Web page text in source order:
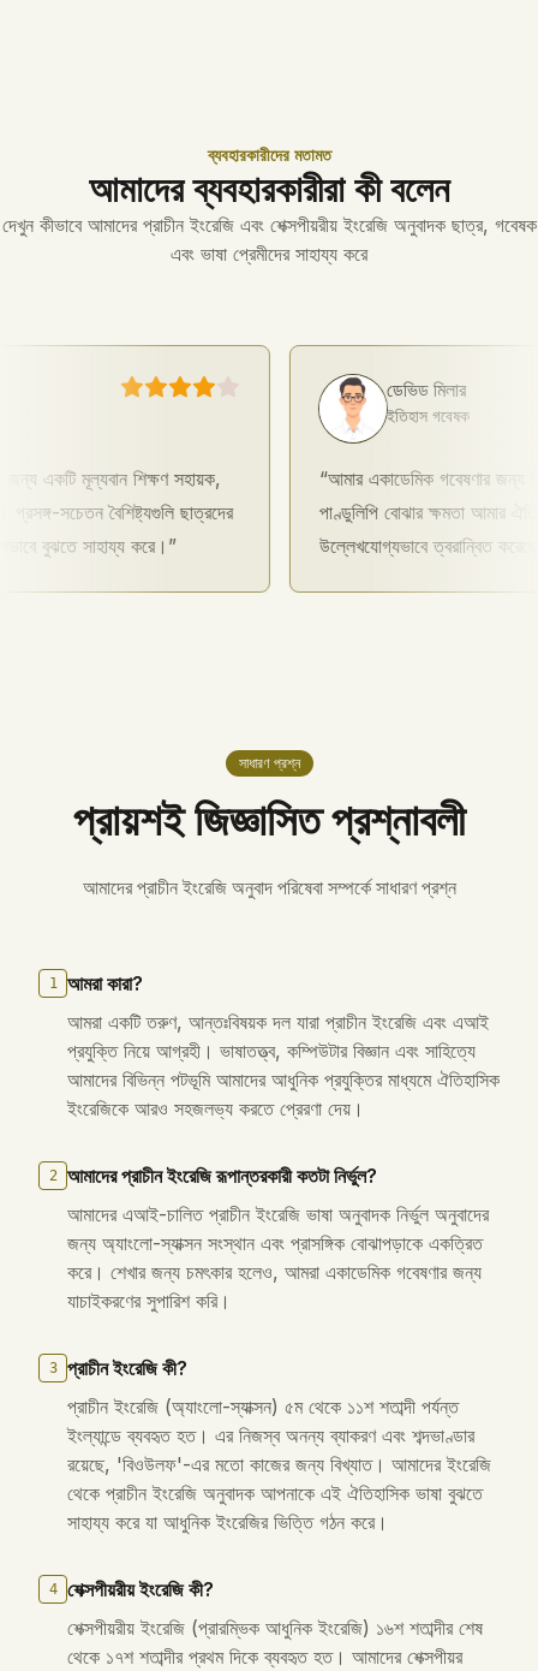
ব্যবহারকারীদের মতামত
আমাদের ব্যবহারকারীরা কী বলেন
দেখুন কীভাবে আমাদের প্রাচীন ইংরেজি এবং শেক্সপীয়রীয় ইংরেজি অনুবাদক ছাত্র, গবেষক
এবং ভাষা প্রেমীদের সাহায্য করে
মূল্যবান শিক্ষণ সহায়ক,
সচেতন বৈশিষ্ট্যগুলি ছাত্রদের
সাহায্য করে।
ডেভিড মিলার
ইতিহাস গবেষক
আমার একাডেমিক গবেষণার জন্য নিখুঁত।
পাণ্ডুলিপি বোঝার ক্ষমতা আমার
উল্লেখযোগ্যভাবে ত্বরান্বিত করেছে।
সাধারণ প্রশ্ন
প্রায়শই জিজ্ঞাসিত প্রশ্নাবলী
আমাদের প্রাচীন ইংরেজি অনুবাদ পরিষেবা সম্পর্কে সাধারণ প্রশ্ন
1
আমরা কারা?
আমরা একটি তরুণ, আন্তঃবিষয়ক দল যারা প্রাচীন ইংরেজি এবং এআই
প্রযুক্তি নিয়ে আগ্রহী। ভাষাতত্ত্ব, কম্পিউটার বিজ্ঞান এবং সাহিত্যে
আমাদের বিভিন্ন পটভূমি আমাদের আধুনিক প্রযুক্তির মাধ্যমে ঐতিহাসিক
ইংরেজিকে আরও সহজলভ্য করতে প্রেরণা দেয়।
2
আমাদের প্রাচীন ইংরেজি রূপান্তরকারী কতটা নির্ভুল?
আমাদের এআই-চালিত প্রাচীন ইংরেজি ভাষা অনুবাদক নির্ভুল অনুবাদের
জন্য অ্যাংলো-স্যাক্সন সংস্থান এবং প্রাসঙ্গিক বোঝাপড়াকে একত্রিত
করে। শেখার জন্য চমৎকার হলেও, আমরা একাডেমিক গবেষণার জন্য
যাচাইকরণের সুপারিশ করি।
3
প্রাচীন ইংরেজি কী?
প্রাচীন ইংরেজি (অ্যাংলো-স্যাক্সন) ৫ম থেকে ১১শ শতাব্দী পর্যন্ত
ইংল্যান্ডে ব্যবহৃত হত। এর নিজস্ব অনন্য ব্যাকরণ এবং শব্দভাণ্ডার
রয়েছে, 'বিওউলফ'-এর মতো কাজের জন্য বিখ্যাত। আমাদের ইংরেজি
থেকে প্রাচীন ইংরেজি অনুবাদক আপনাকে এই ঐতিহাসিক ভাষা বুঝতে
সাহায্য করে যা আধুনিক ইংরেজির ভিত্তি গঠন করে।
4
শেক্সপীয়রীয় ইংরেজি কী?
শেক্সপীয়রীয় ইংরেজি (প্রারম্ভিক আধুনিক ইংরেজি) ১৬শ শতাব্দীর শেষ
থেকে ১৭শ শতাব্দীর প্রথম দিকে ব্যবহৃত হত। আমাদের শেক্সপীয়র